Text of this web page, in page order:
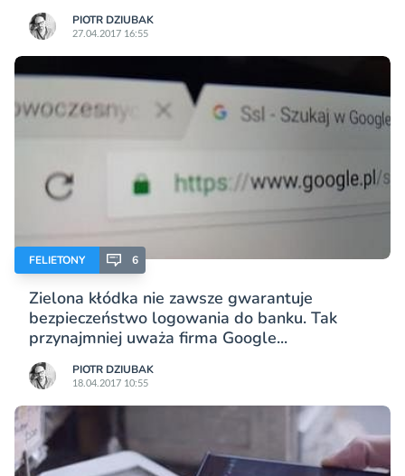
PIOTR DZIUBAK
27.04.2017 16:55
FELIETONY 6
Zielona kłódka nie zawsze gwarantuje
bezpieczeństwo logowania do banku. Tak
przynajmniej uważa firma Google...
PIOTR DZIUBAK
18.04.2017 10:55